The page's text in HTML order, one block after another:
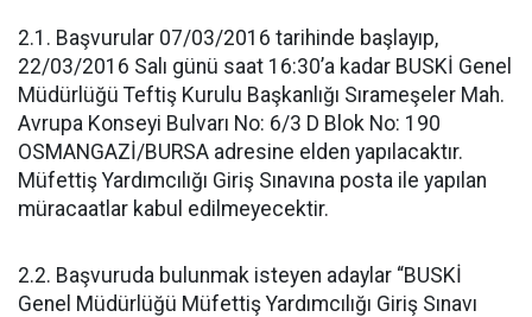
2.1. Başvurular 07/03/2016 tarihinde başlayıp,
22/03/2016 Salı günü saat 16:30’a kadar BUSKİ Genel
Müdürlüğü Teftiş Kurulu Başkanlığı Sırameşeler Mah.
Avrupa Konseyi Bulvarı No: 6/3 D Blok No: 190
OSMANGAZİ/BURSA adresine elden yapılacaktır.
Müfettiş Yardımcılığı Giriş Sınavına posta ile yapılan
müracaatlar kabul edilmeyecektir.
2.2. Başvuruda bulunmak isteyen adaylar “BUSKİ
Genel Müdürlüğü Müfettiş Yardımcılığı Giriş Sınavı